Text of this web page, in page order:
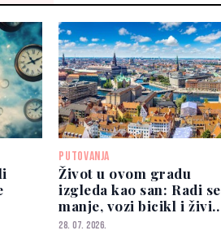
PUTOVANJA
Život u ovom gradu
izgleda kao san: Radi se
manje, vozi bicikl i živi
bez stresa
28. 07. 2026.